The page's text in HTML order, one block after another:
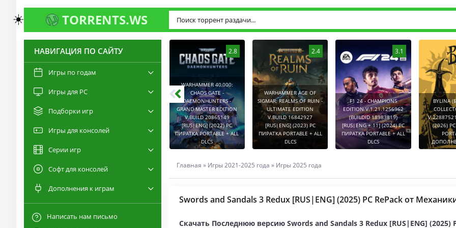
TORRENTS.WS
НАВИГАЦИЯ ПО САЙТУ
Игры по годам
Игры для PC
Подборки игр
Игры для консолей
Серии игр
Софт для консолей
Дополнения к играм
Написать нам письмо
3.0
RESIDENT EVIL 9:
REQUIEM - DELUXE
EDITION V.BUILD
(2026) PC ПИРАТКА
[RUS|ENG] (2026) PC
2.8
WARHAMMER 40,000:
CHAOS GATE -
DAEMONHUNTERS -
GRAND MASTER EDITION
V.BUILD 20865149
[RUS|ENG] (2022) PC
ПИРАТКА PORTABLE + ALL
DLCS
2.4
WARHAMMER AGE OF
SIGMAR: REALMS OF RUIN -
ULTIMATE EDITION
V.BUILD 16842927
[RUS|ENG] (2023) PC
ПИРАТКА PORTABLE + ALL
DLCS
3.1
F1 24 - CHAMPIONS
EDITION V.1.21.1256962
(BUILDID 18983819)
[RUS|ENG + 11] (2024) PC
ПИРАТКА PORTABLE + ALL
DLCS
BYLINA
(2026)
Главная » Игры 2021-2025 года » Игры 2025 года
Swords and Sandals 3 Redux [RUS|ENG] (2025) PC RePack от
Скачать Последнюю версию Swords and Sandals 3 Redux [RUS|ENG] (2025)
☀️